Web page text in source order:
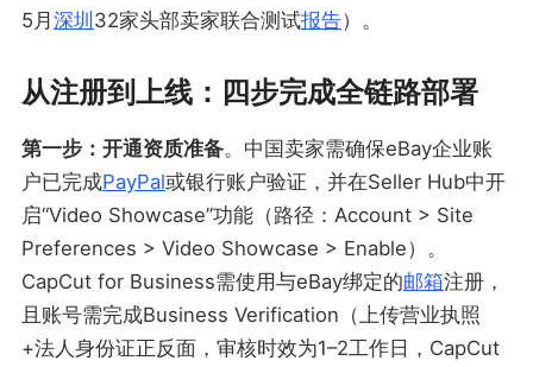
5月深圳 32家头部卖家联合测试报告）。
从注册到上线：四步完成全链路部署
第一步：开通资质准备。中国卖家需确保eBay企业账
户已完成PayPal或银行账户验证，并在Seller Hub中开
启“Video Showcase”功能（路径：Account > Site
Preferences > Video Showcase > Enable）。
CapCut for Business需使用与eBay绑定的邮箱注册，
且账号需完成Business Verification（上传营业执照
+法人身份证正反面，审核时效为1–2工作日，CapCut